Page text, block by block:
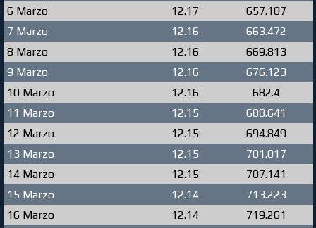
6 Marzo
12.17
657.107
7 Marzo
12.16
663.472
8 Marzo
12.16
669.813
9 Marzo
12.16
676.123
10 Marzo
12.16
682.4
11 Marzo
12.15
688.641
12 Marzo
12.15
694.849
13 Marzo
12.15
701.017
14 Marzo
12.15
707.141
15 Marzo
12.14
713.223
16 Marzo
12.14
719.261